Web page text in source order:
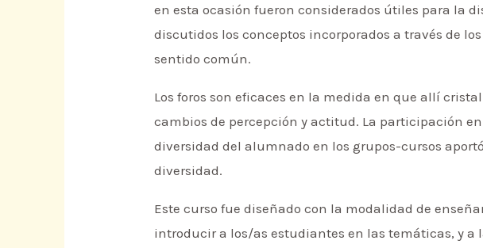
en esta ocasión fueron considerados útiles para la
discutidos los conceptos incorporados a través de
sentido común.
Los foros son eficaces en la medida en que allí
cambios de percepción y actitud. La participación
diversidad del alumnado en los grupos-cursos
diversidad.
Este curso fue diseñado con la modalidad de
introducir a los/as estudiantes en las temáticas, y a